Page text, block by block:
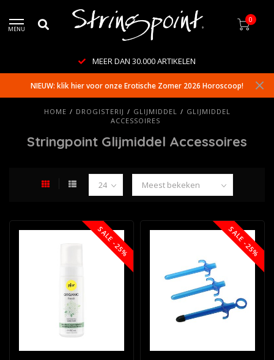
MENU
0
MEER DAN 30.000 ARTIKELEN
NIEUW: klik hier voor onze Erotische Zomer 2026 Horoscoop!
HOME / DROGISTERIJ / GLIJMIDDEL / GLIJMIDDEL
ACCESSOIRES
Stringpoint Glijmiddel Accessoires
SALE -25% SALE -25%